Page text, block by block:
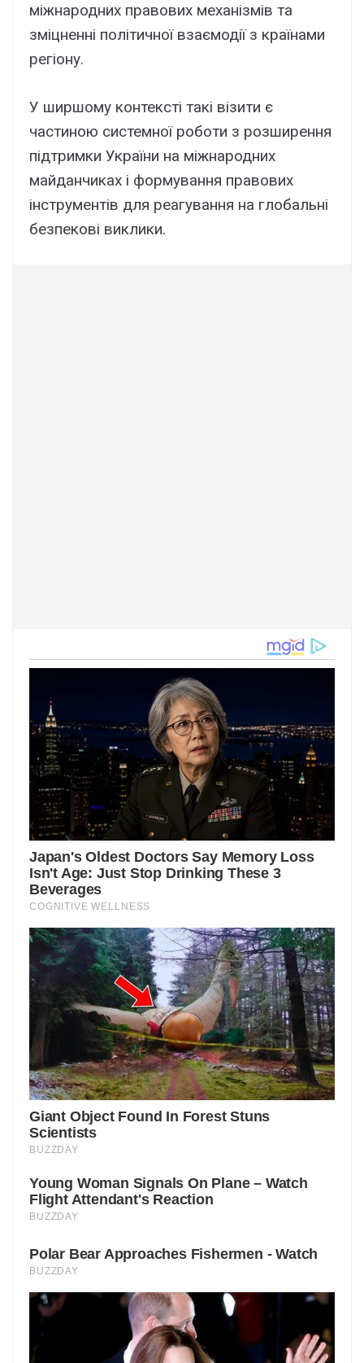
міжнародних правових механізмів та
зміцненні політичної взаємодії з країнами
регіону.
У ширшому контексті такі візити є
частиною системної роботи з розширення
підтримки України на міжнародних
майданчиках і формування правових
інструментів для реагування на глобальні
безпекові виклики.